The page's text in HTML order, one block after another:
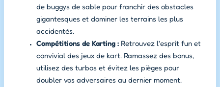
de buggys de sable pour franchir des obstacles
gigantesques et dominer les terrains les plus
accidentés.
Compétitions de Karting : Retrouvez l'esprit fun et
convivial des jeux de kart. Ramassez des bonus,
utilisez des turbos et évitez les pièges pour
doubler vos adversaires au dernier moment.